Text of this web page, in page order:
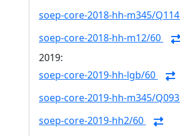
soep-core-2018-hh-m345/Q114
soep-core-2018-hh-m12/60
2019:
soep-core-2019-hh-lgb/60
soep-core-2019-hh-m345/Q093
soep-core-2019-hh2/60